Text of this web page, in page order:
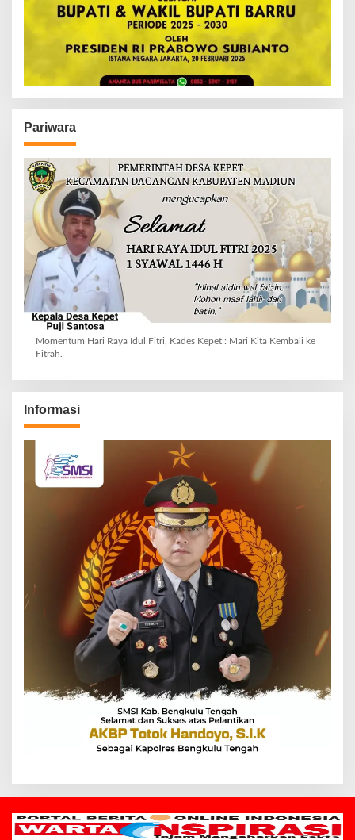
Pariwara
Momentum Hari Raya Idul Fitri, Kades Kepet : Mari Kita Kembali ke
Fitrah.
Informasi